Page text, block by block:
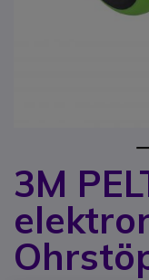
3M
Zum Anfang der